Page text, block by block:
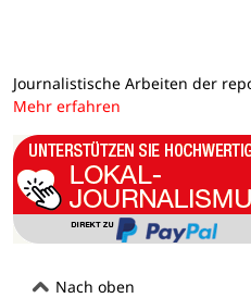
Journalistische Arbeiten der
Mehr erfahren
Nach oben